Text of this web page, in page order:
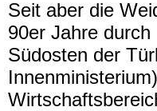
Seit aber die
90er Jahre
Südosten der